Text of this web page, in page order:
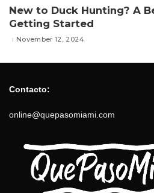
New to Duck Hunting? A
Getting Started
November 12, 2024
Contacto:
online@quepasomiami.com